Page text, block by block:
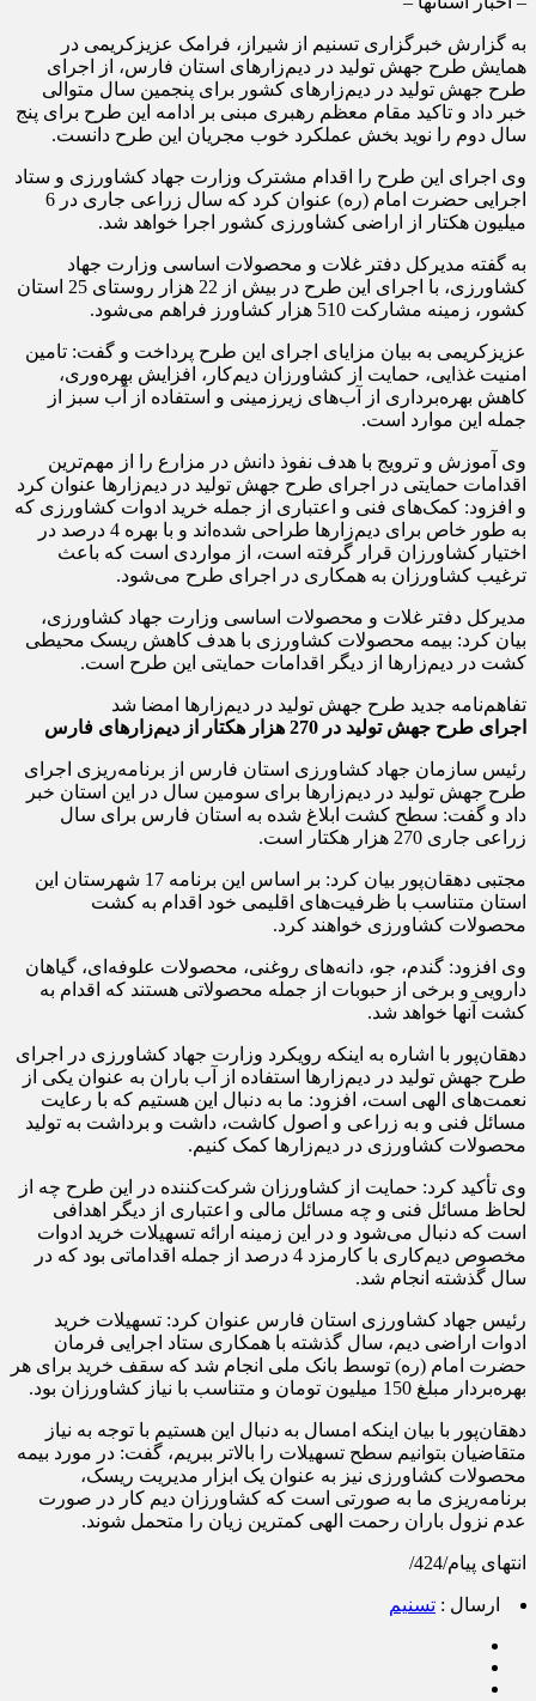
به گزارش خبرگزاری تسنیم از شیراز، فرامک عزیزکریمی در
همایش طرح جهش تولید در دیم‌زار‌های استان فارس، از اجرای
طرح جهش تولید در دیم‌زار‌های کشور برای پنجمین سال متوالی
خبر داد و تاکید مقام معظم رهبری مبنی بر ادامه این طرح برای پنج
سال دوم را نوید بخش عملکرد خوب مجریان این طرح دانست.
وی اجرای این طرح را اقدام مشترک وزارت جهاد کشاورزی و ستاد
اجرایی حضرت امام (ره) عنوان کرد که سال زراعی جاری در 6
میلیون هکتار از اراضی کشاورزی کشور اجرا خواهد شد.
به گفته مدیرکل دفتر غلات و محصولات اساسی وزارت جهاد
کشاورزی، با اجرای این طرح در بیش از 22 هزار روستای 25 استان
کشور، زمینه مشارکت 510 هزار کشاورز فراهم می‌شود.
عزیزکریمی به بیان مزایای اجرای این طرح پرداخت و گفت: تامین
امنیت غذایی، حمایت از کشاورزان دیم‌کار، افزایش بهره‌وری،
کاهش بهره‌برداری از آب‌های زیرزمینی و استفاده از آب سبز از
جمله این موارد است.
وی آموزش و ترویج با هدف نفوذ دانش در مزارع را از مهم‌ترین
اقدامات حمایتی در اجرای طرح جهش تولید در دیم‌زار‌ها عنوان کرد
و افزود: کمک‌های فنی و اعتباری از جمله خرید ادوات کشاورزی که
به طور خاص برای دیم‌زار‌ها طراحی شده‌اند و با بهره 4 درصد در
اختیار کشاورزان قرار گرفته است، از مواردی است که باعث
ترغیب کشاورزان به همکاری در اجرای طرح می‌شود.
مدیرکل دفتر غلات و محصولات اساسی وزارت جهاد کشاورزی،
بیان کرد: بیمه محصولات کشاورزی با هدف کاهش ریسک محیطی
کشت در دیم‌زار‌ها از دیگر اقدامات حمایتی این طرح است.
تفاهم‌نامه جدید طرح جهش تولید در دیم‌زارها امضا شد
اجرای طرح جهش تولید در 270 هزار هکتار از دیم‌زار‌های فارس
رئیس سازمان جهاد کشاورزی استان فارس از برنامه‌ریزی اجرای
طرح جهش تولید در دیم‌زار‌ها برای سومین سال در این استان خبر
داد و گفت: سطح کشت ابلاغ شده به استان فارس برای سال
زراعی جاری 270 هزار هکتار است.
مجتبی دهقان‌پور بیان کرد: بر اساس این برنامه 17 شهرستان این
استان متناسب با ظرفیت‌های اقلیمی خود اقدام به کشت
محصولات کشاورزی خواهند کرد.
وی افزود: گندم، جو، دانه‌های روغنی، محصولات علوفه‌ای، گیاهان
دارویی و برخی از حبوبات از جمله محصولاتی هستند که اقدام به
کشت آنها خواهد شد.
دهقان‌پور با اشاره به اینکه رویکرد وزارت جهاد کشاورزی در اجرای
طرح جهش تولید در دیم‌زار‌ها استفاده از آب باران به عنوان یکی از
نعمت‌های الهی است، افزود: ما به دنبال این هستیم که با رعایت
مسائل فنی و به زراعی و اصول کاشت، داشت و برداشت به تولید
محصولات کشاورزی در دیم‌زار‌ها کمک کنیم.
وی تأکید کرد: حمایت از کشاورزان شرکت‌کننده در این طرح چه از
لحاظ مسائل فنی و چه مسائل مالی و اعتباری از دیگر اهدافی
است که دنبال می‌شود و در این زمینه ارائه تسهیلات خرید ادوات
مخصوص دیم‌کاری با کارمزد 4 درصد از جمله اقداماتی بود که در
سال گذشته انجام شد.
رئیس جهاد کشاورزی استان فارس عنوان کرد: تسهیلات خرید
ادوات اراضی دیم، سال گذشته با همکاری ستاد اجرایی فرمان
حضرت امام (ره) توسط بانک ملی انجام شد که سقف خرید برای هر
بهره‌بردار مبلغ 150 میلیون تومان و متناسب با نیاز کشاورزان بود.
دهقان‌پور با بیان اینکه امسال به دنبال این هستیم با توجه به نیاز
متقاضیان بتوانیم سطح تسهیلات را بالاتر ببریم، گفت: در مورد بیمه
محصولات کشاورزی نیز به عنوان یک ابزار مدیریت ریسک،
برنامه‌ریزی ما به صورتی است که کشاورزان دیم کار در صورت
عدم نزول باران رحمت الهی کمترین زیان را متحمل شوند.
انتهای پیام/424/
ارسال : تسنیم